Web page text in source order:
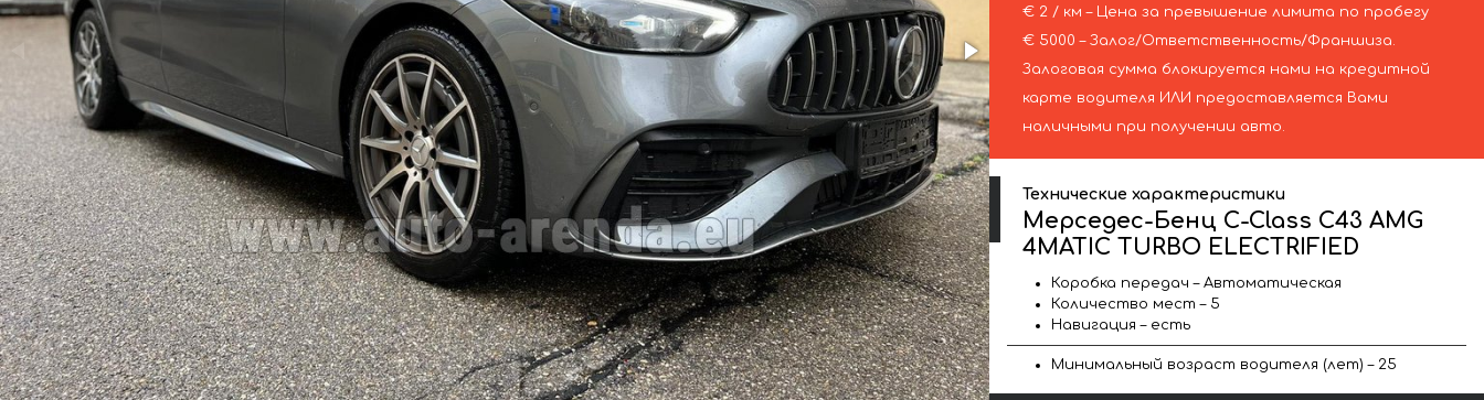
€ 2 / км – Цена за превышение лимита по пробегу
€ 5000 – Залог/Ответственность/Франшиза.
Залоговая сумма блокируется нами на кредитной
карте водителя ИЛИ предоставляется Вами
наличными при получении авто.
Технические характеристики
Мерседес-Бенц C-Class C43 AMG
4MATIC TURBO ELECTRIFIED
Коробка передач – Автоматическая
Количество мест – 5
Навигация – есть
Минимальный возраст водителя (лет) – 25